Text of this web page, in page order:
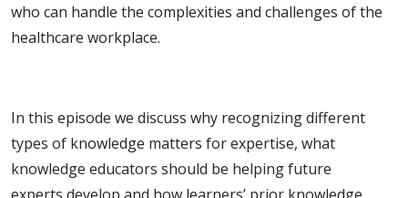
who can handle the complexities and challenges of the
healthcare workplace.
In this episode we discuss why recognizing different
types of knowledge matters for expertise, what
knowledge educators should be helping future